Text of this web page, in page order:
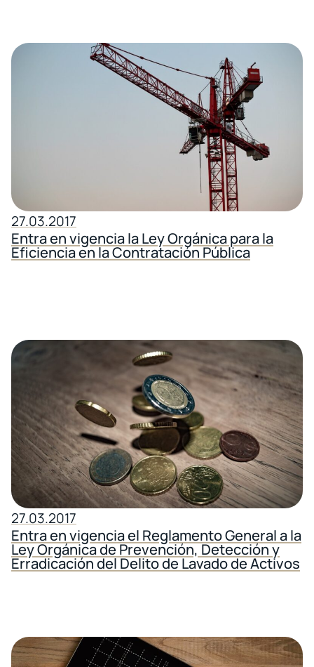
27.03.2017
Entra en vigencia la Ley Orgánica para la
Eficiencia en la Contratación Pública
27.03.2017
Entra en vigencia el Reglamento General a la
Ley Orgánica de Prevención, Detección y
Erradicación del Delito de Lavado de Activos